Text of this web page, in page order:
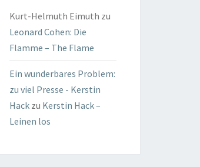
Kurt-Helmuth Eimuth zu
Leonard Cohen: Die
Flamme – The Flame
Ein wunderbares Problem:
zu viel Presse - Kerstin
Hackzu Kerstin Hack –
Leinen los